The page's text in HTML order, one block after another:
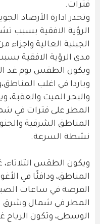
فترات.
وتحذر ادارة الأرصاد
الرؤية الافقية بسبب
الجبلية العالية
مدى الرؤية الافقية
ويكون الطقس يوم غد
وباردا في اغلب
والبحر الميت
المطر على فترات في
المناطق الشرقية
نشطة السرعة.
ويكون الطقس الثلاثاء،
المناطق، ودافئًا في
الفرصة في ساعات
المطر في شمال وشرق
الوسطى، وتكون